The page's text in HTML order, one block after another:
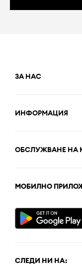
ЗА НАС
ИНФОРМАЦИЯ
ОБСЛУЖВАНЕ НА
МОБИЛНО
СЛЕДИ НИ НА: